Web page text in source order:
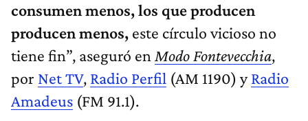
consumen menos, los que producen
producen menos, este círculo vicioso no
tiene fin”, aseguró en Modo Fontevecchia,
por Net TV, Radio Perfil (AM 1190) yRadio
Amadeus (FM 91.1).